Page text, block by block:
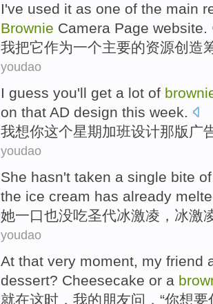
I've used it as one of the main
Brownie Camera Page website.
我把它作为一个主要的资源创造
youdao
I guess you'll get a lot of
on that AD design this week.
我想你这个星期加班设计那版广
youdao
She hasn't taken a single bite
the ice cream has already
她一口也没吃圣代冰激凌， 冰激
youdao
At that very moment, my friend
dessert? Cheesecake or a
就在这时 ， 我的朋友问 ，“你想要